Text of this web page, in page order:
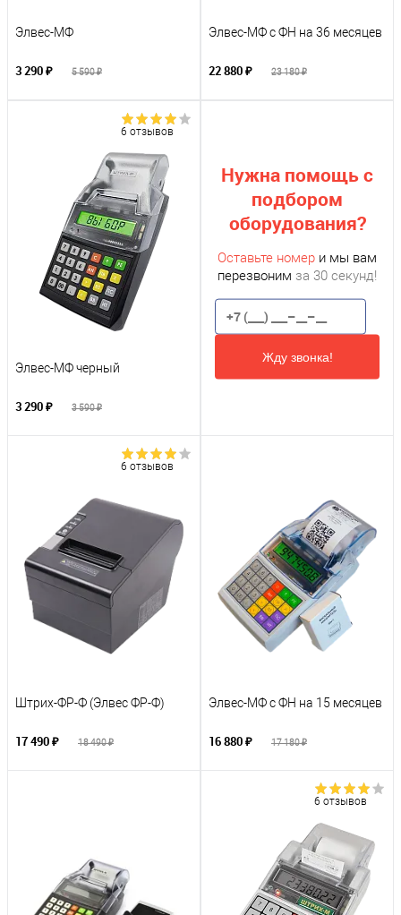
Элвес-МФ
3 290 ₽ 5 590 ₽
Элвес-МФ с ФН на 36 месяцев
22 880 ₽ 23 180 ₽
6 отзывов
Элвес-МФ черный
3 290 ₽ 3 590 ₽
Нужна помощь с
подбором
оборудования?
Оставьте номер и мы вам
перезвоним за 30 секунд!
Жду звонка!
6 отзывов
Штрих-ФР-Ф (Элвес ФР-Ф)
17 490 ₽ 18 490 ₽
Элвес-МФ с ФН на 15 месяцев
16 880 ₽ 17 180 ₽
6 отзывов